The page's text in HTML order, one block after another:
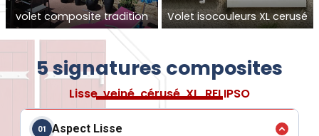
volet composite tradition Volet isocouleurs XL cerusé
5 signatures composites
Lisse, veiné, cérusé, XL, RELIPSO
01 Aspect Lisse